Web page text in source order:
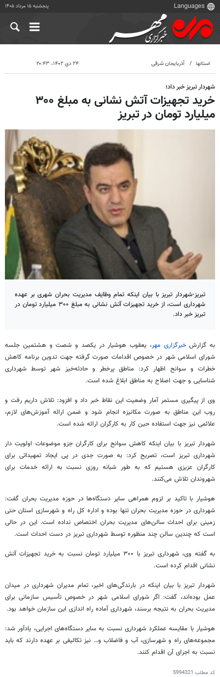
پنجشنبه ۱۵ مرداد ۱۴۰۵
استانها آذربایجان شرقی ۲۴ دی ۱۴۰۲، ۲۰:۴۳
شهردار تبریز خبر داد؛
خرید تجهیزات آتش نشانی به مبلغ ۳۰۰
میلیارد تومان در تبریز
تبریز-شهردار تبریز با بیان اینکه تمام وظایف مدیریت بحران شهری بر عهده
شهرداری است، از خرید تجهیزات آتش نشانی به مبلغ ۳۰۰ میلیارد تومان در
تبریز خبر داد.
به گزارشخبرگزاری مهر، یعقوب هوشیار در یکصد و شصت و هشتمین جلسه
شورای اسلامی شهر در خصوص اقدامات صورت گرفته جهت تدوین برنامه کاهش
خطرات و سوانح اظهار کرد: مناطق پرخطر و حادثه‌خیز شهر توسط شهرداری
شناسایی و جهت اصلاح به مناطق ابلاغ شده است.
وی از پیگیری مستمر آمار وضعیت این نقاط خبر داد و افزود: تلاش داریم رفت و
روب این مناطق به صورت مکانیزه انجام شود و ضمن ارائه آموزش‌های لازم،
علائمی نیز جهت استفاده حین کار به کارگران ارائه شده است.
شهردار تبریز با بیان اینکه کاهش سوانح برای کارگرانجزو موضوعات اولویت دار
شهرداری تبریز است، تصریح کرد: به صورت جدی در پی ایجاد تمهیداتی برای
کارگران عزیزی هستیم که به طور شبانه روزی نسبت به ارائه خدمات برای
شهروندان تلاش می‌کنند.
هوشیار با تاکید بر لزوم همراهی سایر دستگاه‌ها در حوزه مدیریت بحران گفت:
شهرداری در حوزه مدیریت بحران تنها بوده و اداره کل راه و شهرسازی استان حتی
زمینی برای احداث سالن‌های مدیریت بحران اختصاص نداده است. این در حالی
است که چندین سالن چند منظوره توسط شهرداری تبریز در دست احداث است.
به گفته وی، شهرداری تبریز با ۳۰۰ میلیارد تومان نسبت به خرید تجهیزات آتش
نشانی اقدام کرده است.
شهردار تبریز با بیان اینکه در بارندگی‌های اخیر، تمام مدیران شهرداری در میدان
عمل بوده‌اند، گفت: اگر شورای اسلامی شهر در خصوص تأسیس سازمانی برای
مدیریت بحران به نتیجه برسند، شهرداری آماده راه اندازی این سازمان خواهد بود.
هوشیار با مقایسه عملکرد شهرداری نسبت به سایر دستگاه‌های اجرایی، یادآور شد:
مجموعه‌های راه و شهرسازی، آب وفاضلاب و… نیز تکالیفی بر عهده دارند که باید
نسبت به اجرای آن اقدام کنند.
کد مطلب 5994321